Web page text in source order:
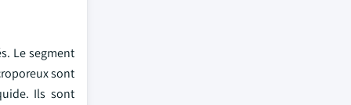
Le segment
sont
Ils sont